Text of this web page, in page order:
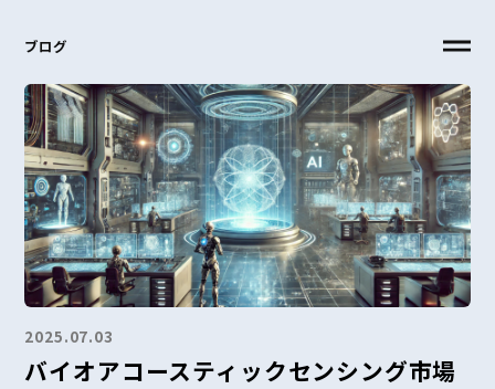
ブログ
2025.07.03
バイオアコースティックセンシング市場